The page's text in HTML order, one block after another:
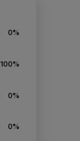
0%
100%
0%
0%